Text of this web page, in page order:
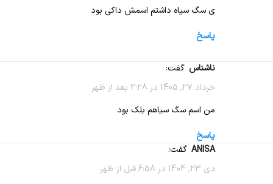
ی سگ سیاه داشتم اسمش داکی بود
پاسخ
ناشناس گفت:
خرداد 27, 1405 در 2:28 بعد از ظهر
من اسم سگ سیاهم بلک بود
پاسخ
ANISA
گفت:
دی 23, 1404 در 6:58 قبل از ظهر